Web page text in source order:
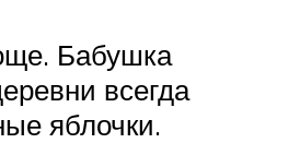
Бабушка
всегда
яблочки.